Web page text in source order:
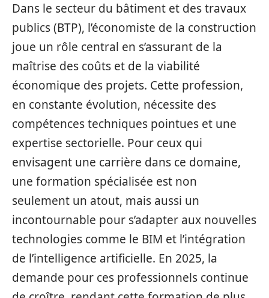
Dans le secteur du bâtiment et des travaux
publics (BTP), l’économiste de la construction
joue un rôle central en s’assurant de la
maîtrise des coûts et de la viabilité
économique des projets. Cette profession,
en constante évolution, nécessite des
compétences techniques pointues et une
expertise sectorielle. Pour ceux qui
envisagent une carrière dans ce domaine,
une formation spécialisée est non
seulement un atout, mais aussi un
incontournable pour s’adapter aux nouvelles
technologies comme le BIM et l’intégration
de l’intelligence artificielle. En 2025, la
demande pour ces professionnels continue